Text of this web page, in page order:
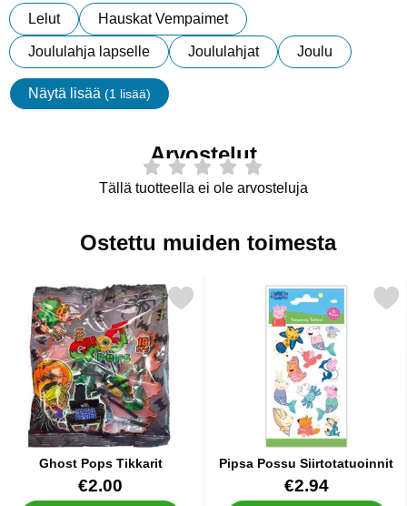
Lelut Hauskat Vempaimet
Joululahja lapselle Joululahjat Joulu
Näytä lisää (1 lisää)
ominaisuudet
Arvostelut
Tällä tuotteella ei ole arvosteluja
Ostettu muiden toimesta
Ghost Pops Tikkarit
Tuote.nro 16239
€2.00
Merkitse ghost Pops Tikkarit suosikiksi
Pipsa Possu Siirtotatuoinnit
Tuote.nro 83792
€2.94
Merkitse pipsa Possu